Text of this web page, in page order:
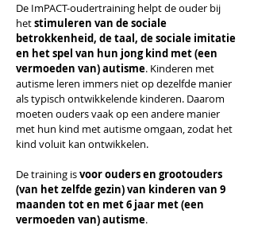
De ImPACT-oudertraining helpt de ouder bij
hetstimuleren van de sociale
betrokkenheid, de taal, de sociale imitatie
en het spel van hun jong kind met (een
vermoeden van) autisme. Kinderen met
autisme leren immers niet op dezelfde manier
als typisch ontwikkelende kinderen. Daarom
moeten ouders vaak op een andere manier
met hun kind met autisme omgaan, zodat het
kind voluit kan ontwikkelen.
De training isvoor ouders en grootouders
(van het zelfde gezin) van kinderen van 9
maanden tot en met 6 jaar met (een
vermoeden van) autisme​.